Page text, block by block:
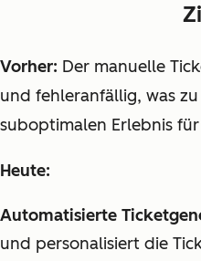
Vorher: Der manuelle
und fehleranfällig, was
suboptimalen Erlebnis
Heute:
Automatisierte
und personalisiert die